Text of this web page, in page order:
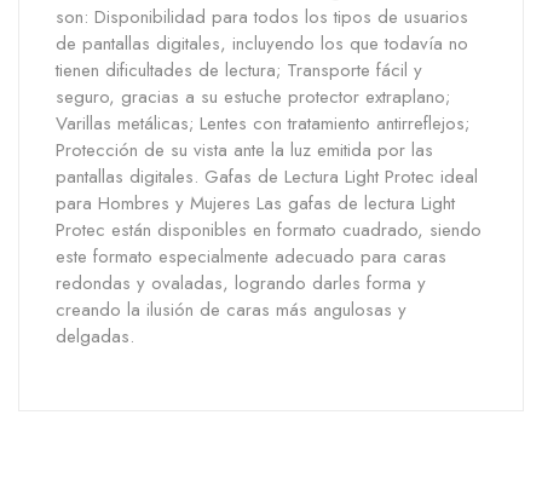
son: Disponibilidad para todos los tipos de usuarios
de pantallas digitales, incluyendo los que todavía no
tienen dificultades de lectura; Transporte fácil y
seguro, gracias a su estuche protector extraplano;
Varillas metálicas; Lentes con tratamiento antirreflejos;
Protección de su vista ante la luz emitida por las
pantallas digitales. Gafas de Lectura Light Protec ideal
para Hombres y Mujeres Las gafas de lectura Light
Protec están disponibles en formato cuadrado, siendo
este formato especialmente adecuado para caras
redondas y ovaladas, logrando darles forma y
creando la ilusión de caras más angulosas y
delgadas.